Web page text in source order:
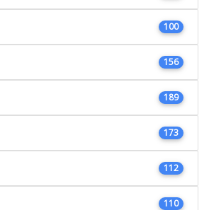
100
156
189
173
112
110